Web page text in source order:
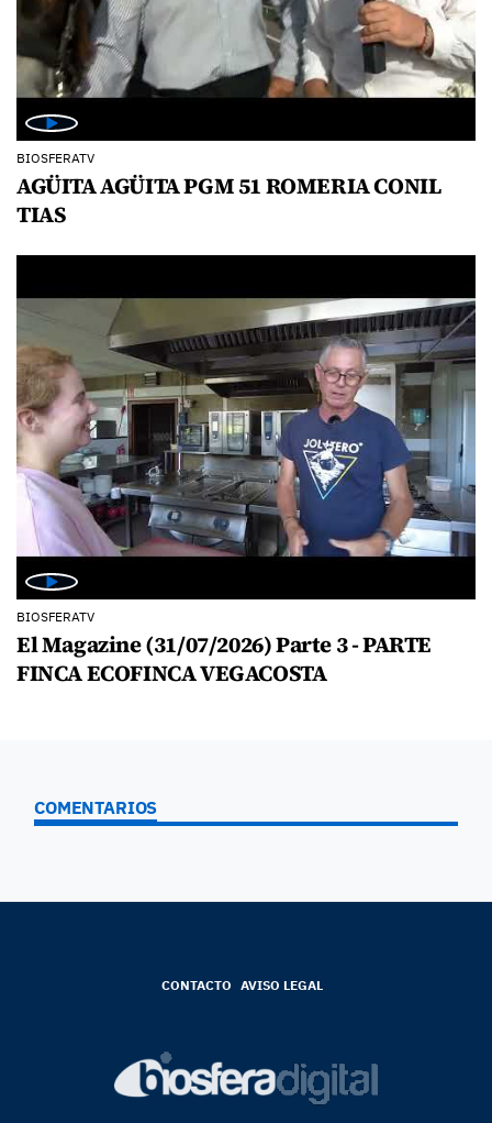
BIOSFERATV
AGÜITA AGÜITA PGM 51 ROMERIA CONIL
TIAS
BIOSFERATV
El Magazine (31/07/2026) Parte 3 - PARTE
FINCA ECOFINCA VEGACOSTA
COMENTARIOS
CONTACTO AVISO LEGAL